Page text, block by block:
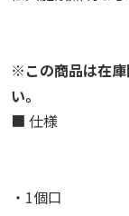
※この商品は在庫
い。
■ 仕様
・1個口